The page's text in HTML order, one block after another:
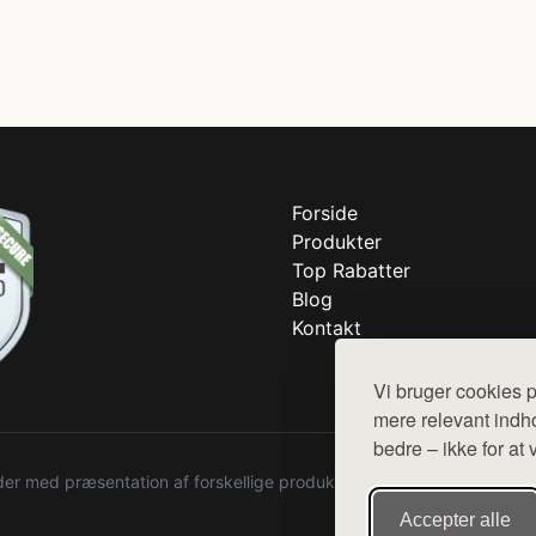
Vi bruger cookies
mere relevant
bedre – ikke for
Accepter alle
Forside
Produkter
Top Rabatter
Blog
Kontakt
med præsentation af forskellige produkter fra diverse